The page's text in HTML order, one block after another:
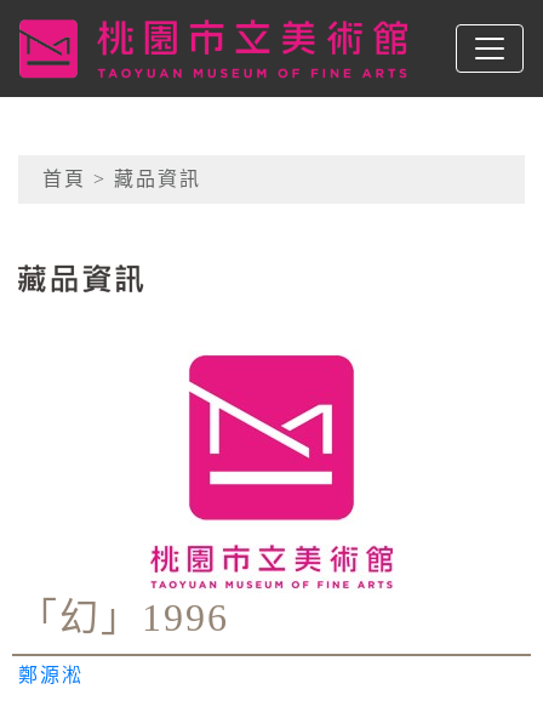
桃園市立美術館
網頁導覽
首頁 > 藏品資訊
「幻」1996
鄭源淞